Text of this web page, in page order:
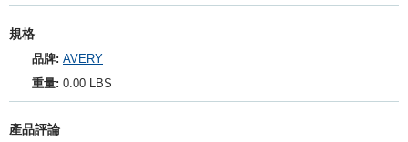
規格
品牌: AVERY
重量: 0.00 LBS
產品評論